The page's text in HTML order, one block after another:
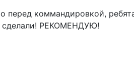
перед коммандировкой,
сделали! РЕКОМЕНДУЮ!